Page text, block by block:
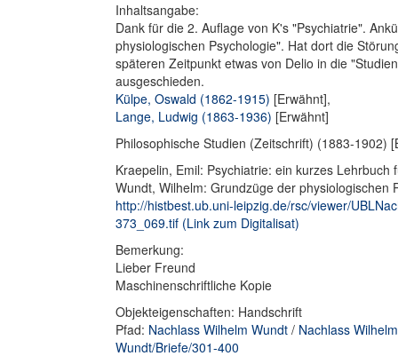
Inhaltsangabe:
Dank für die 2. Auflage von K's "Psychiatrie".
physiologischen Psychologie". Hat dort die
späteren Zeitpunkt etwas von Delio in die
ausgeschieden.
Külpe, Oswald (1862-1915) [Erwähnt],
Lange, Ludwig (1863-1936) [Erwähnt]
Philosophische Studien (Zeitschrift) (1883-1902)
Kraepelin, Emil: Psychiatrie: ein kurzes
Wundt, Wilhelm: Grundzüge der physiologischen
http://histbest.ub.uni-leipzig.de/rsc/viewer/
373_069.tif (Link zum Digitalisat)
Bemerkung:
Lieber Freund
Maschinenschriftliche Kopie
Objekteigenschaften: Handschrift
Pfad: Nachlass Wilhelm Wundt / Nachlass
Wundt/Briefe/301-400